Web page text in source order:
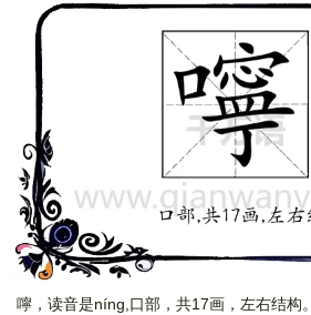
嚀，读音是níng,口部，共17画，左右结构。